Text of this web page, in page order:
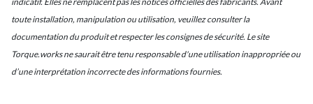
toute installation, manipulation ou utilisation, veuillez consulter la
documentation du produit et respecter les consignes de sécurité. Le site
Torque.works ne saurait être tenu responsable d'une utilisation inappropriée ou
d’une interprétation incorrecte des informations fournies.